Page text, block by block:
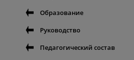
Образование
Руководство
Педагогический состав